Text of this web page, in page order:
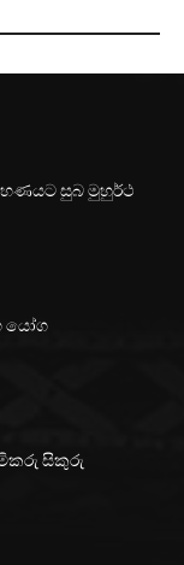
සුබ මුහුර්ථ
යෝග
සිකුරු